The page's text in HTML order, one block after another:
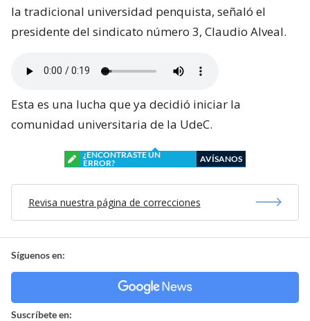
la tradicional universidad penquista, señaló el
presidente del sindicato número 3, Claudio Alveal.
Esta es una lucha que ya decidió iniciar la
comunidad universitaria de la UdeC.
¿ENCONTRASTE UN
ERROR?
AVÍSANOS
Revisa nuestra página de correcciones
Síguenos en:
Suscríbete en: